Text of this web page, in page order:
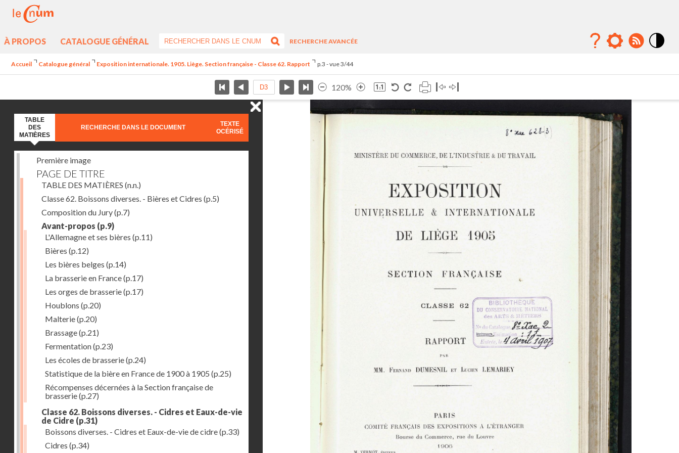
À PROPOS CATALOGUE GÉNÉRAL
RECHERCHE AVANCÉE
Accueil Catalogue général Exposition internationale. 1905. Liège. Section française - Classe 62. Rapport p.3 - vue 3/44
120%
TABLE
DES
MATIÈRES
RECHERCHE DANS LE DOCUMENT
TEXTE
OCÉRISÉ
Première image
PAGE DE TITRE
TABLE DES MATIÈRES (n.n.)
Classe 62. Boissons diverses. - Bières et Cidres (p.5)
Composition du Jury(p.7)
Avant-propos (p.9)
L'Allemagne et ses bières (p.11)
Bières (p.12)
Les bières belges (p.14)
La brasserie en France(p.17)
Les orges de brasserie(p.17)
Houblons (p.20)
Malterie(p.20)
Brassage(p.21)
Fermentation(p.23)
Les écoles de brasserie(p.24)
Statistique de la bière en France de 1900 à 1905 (p.25)
Récompenses décernées à la Section française de
brasserie(p.27)
Classe 62. Boissons diverses. - Cidres et Eaux-de-vie
de Cidre (p.31)
Boissons diverses. - Cidres et Eaux-de-vie de cidre(p.33)
Cidres (p.34)